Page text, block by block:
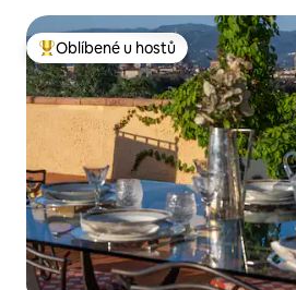
Nejlepší v kategorii Oblíbené u hostů
Oblíbené u hostů